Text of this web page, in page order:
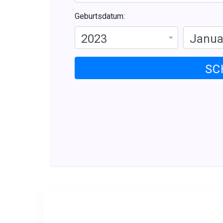
Geburtsdatum:
2023